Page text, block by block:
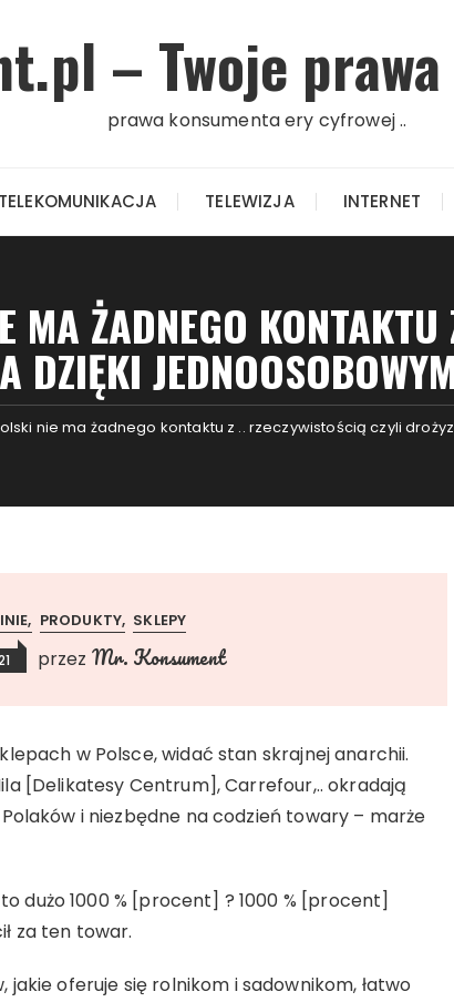
– Twoje
prawa konsumenta ery cyfrowej ..
TELEKOMUNIKACJA TELEWIZJA INTERNET
MA ŻADNEGO
DZIĘKI
nie ma żadnego kontaktu z .. rzeczywistością czyli
PRODUKTY SKLEPY
przez Mr. Konsument
w Polsce, widać stan skrajnej anarchii.
[Delikatesy Centrum], Carrefour,.. okradają
i niezbędne na codzień towary – marże
dużo 1000 % [procent] ? 1000 % [procent]
za ten towar.
oferuje się rolnikom i sadownikom, łatwo